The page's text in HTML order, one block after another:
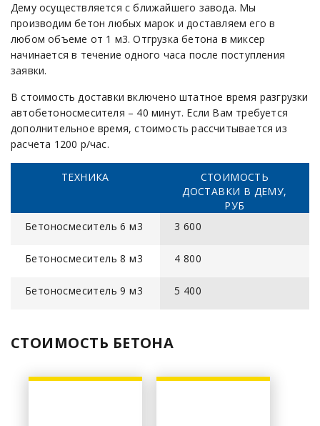
Дему осуществляется с ближайшего завода. Мы
производим бетон любых марок и доставляем его в
любом объеме от 1 м3. Отгрузка бетона в миксер
начинается в течение одного часа после поступления
заявки.
В стоимость доставки включено штатное время разгрузки
автобетоносмесителя – 40 минут. Если Вам требуется
дополнительное время, стоимость рассчитывается из
расчета 1200 р/час.
ТЕХНИКА
СТОИМОСТЬ
ДОСТАВКИ В ДЕМУ,
РУБ
Бетоносмеситель 6 м3
3 600
Бетоносмеситель 8 м3 4 800
Бетоносмеситель 9 м3 5 400
СТОИМОСТЬ БЕТОНА